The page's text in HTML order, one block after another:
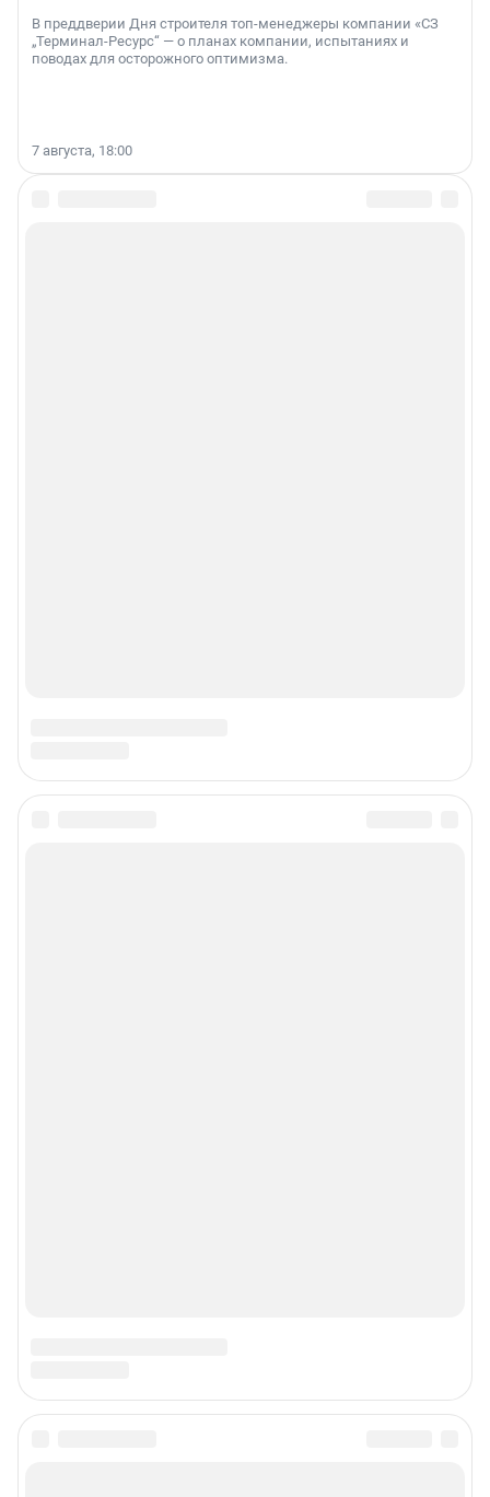
В преддверии Дня строителя топ-менеджеры компании «СЗ
„Терминал-Ресурс“ — о планах компании, испытаниях и
поводах для осторожного оптимизма.
7 августа, 18:00